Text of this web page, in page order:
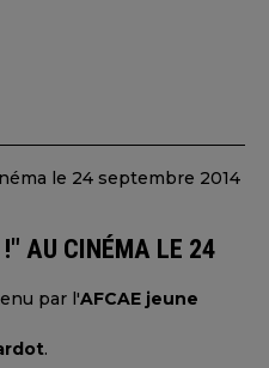
AU CINÉMA LE 24
par l'AFCAE jeune
.